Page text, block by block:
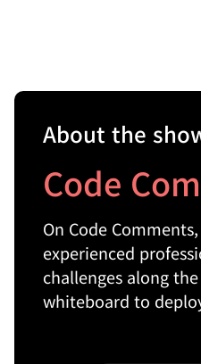
About the
Code
On Code
experienced
challenges along
whiteboard to